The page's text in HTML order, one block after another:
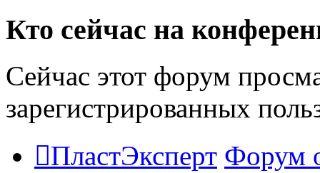
Кто сейчас на
Сейчас этот форум
зарегистрированных
ПластЭксперт Форум